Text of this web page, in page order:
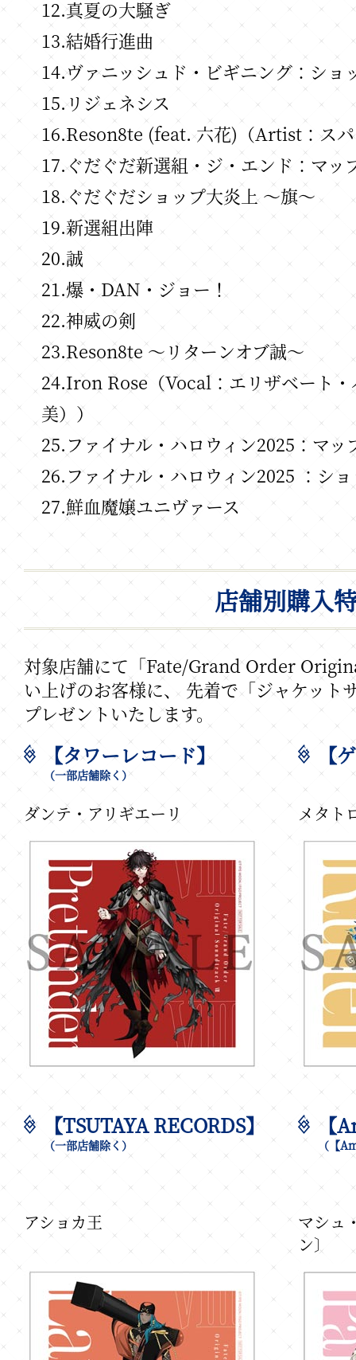
12.真夏の大騒ぎ
13.結婚行進曲
14.ヴァニッシュド・ビギニング：ショ
15.リジェネシス
16.Reson8te (feat. 六花)（Artist：ス
17.ぐだぐだ新選組・ジ・エンド：マッ
18.ぐだぐだショップ大炎上 ～旗～
19.新選組出陣
20.誠
21.爆・DAN・ジョー！
22.神威の剣
23.Reson8te ～リターンオブ誠～
24.Iron Rose（Vocal：エリザベート
美））
25.ファイナル・ハロウィン2025：マッ
26.ファイナル・ハロウィン2025 ：シ
27.鮮血魔嬢ユニヴァース
店舗別購入
対象店舗にて「Fate/Grand Order
い上げのお客様に、 先着で「ジャケット
プレゼントいたします。
【タワーレコード】
（一部店舗除く）
ダンテ・アリギエーリ
【
メタト
【TSUTAYA RECORDS】
（一部店舗除く）
アショカ王
【
（【
マシュ
ン〕